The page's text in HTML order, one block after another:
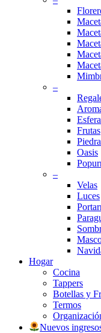
–
Frutas
Oasis
–
Velas
Luces
Hogar
Cocina
Tappers
Botellas y
Termos
Nuevos